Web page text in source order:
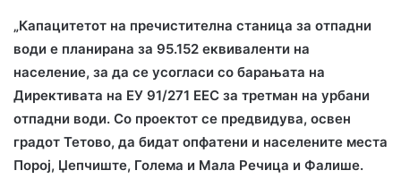
„Капацитетот на пречистителна станица за отпадни
води е планирана за 95.152 еквиваленти на
население, за да се усогласи со барањата на
Директивата на ЕУ 91/271 ЕЕС за третман на урбани
отпадни води. Со проектот се предвидува, освен
градот Тетово, да бидат опфатени и населените места
Порој, Џепчиште, Голема и Мала Речица и Фалише.